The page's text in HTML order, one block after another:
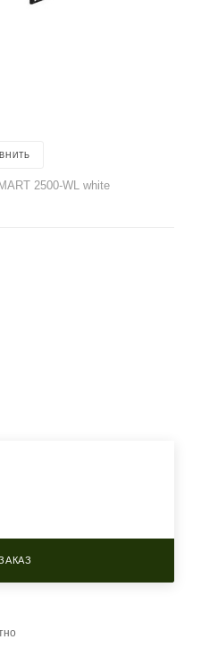
2500-WL white